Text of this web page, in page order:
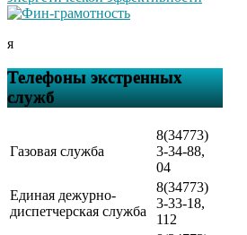
я
Телефоны экстренных
служб
Газовая служба
8(34773)
3-34-88,
04
Единая дежурно-
диспетчерская служба
8(34773)
3-33-18,
112